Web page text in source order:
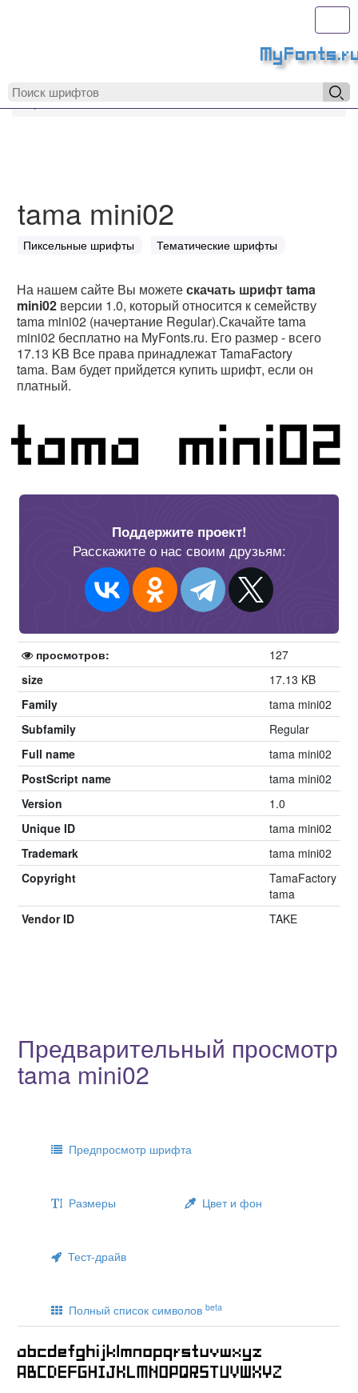
MyFonts.ru
tama mini02
Пиксельные шрифты Тематические шрифты
На нашем сайте Вы можетескачать шрифт tama
mini02 версии 1.0, который относится к семейству
tama mini02 (начертание Regular).Скачайте tama
mini02 бесплатно на MyFonts.ru. Его размер - всего
17.13 KB Все права принадлежат TamaFactory
tama. Вам будет прийдется купить шрифт, если он
платный.
Поддержите проект!
Расскажите о нас своим друзьям:
просмотров:
127
size
17.13 KB
Family
tama mini02
Subfamily
Regular
Full name
tama mini02
PostScript name
tama mini02
Version
1.0
Unique ID
tama mini02
Trademark
tama mini02
Copyright
TamaFactory
tama
Vendor ID
TAKE
Предварительный просмотр
tama mini02
Предпросмотр шрифта
Размеры Цвет и фон
Тест-драйв
Полный список символов beta